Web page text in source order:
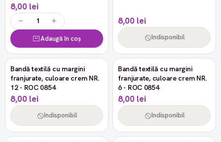
8,00 lei
Adaugă în coș
8,00 lei
Indisponibil
Stoc epuizat
Bandă textilă cu margini
franjurate, culoare crem NR.
12 - ROC 0854
8,00 lei
Indisponibil
Stoc epuizat
Bandă textilă cu margini
franjurate, culoare crem NR.
6 - ROC 0854
8,00 lei
Indisponibil
Stoc epuizat Stoc epuizat